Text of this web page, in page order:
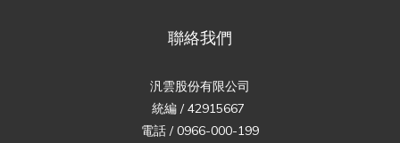
聯絡我們
汎雲股份有限公司
統編 / 42915667
電話 / 0966-000-199